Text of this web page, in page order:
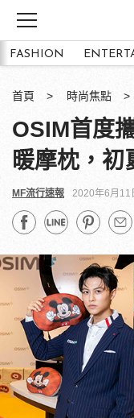
FASHION
首頁 時尚焦點
OSIM首度
暖摩枕，初
MF流行速報 2020年6月11